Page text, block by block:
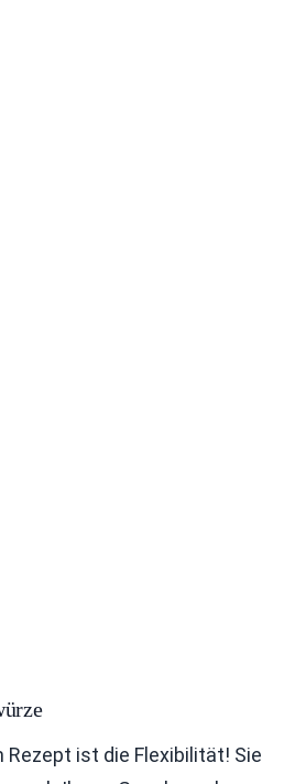
Rezept ist die Flexibilität! Sie